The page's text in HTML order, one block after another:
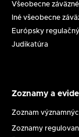
Všeobecne
Iné všeobecne
Európsky
Judikatúra
a
evidencie
Zoznamy a
Zoznam
Zoznamy